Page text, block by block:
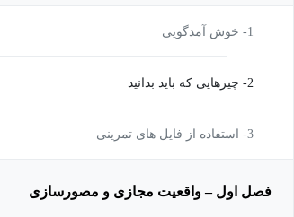
فصل اول – واقعیت مجازی و مصورسازی